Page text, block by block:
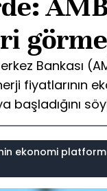
Bankası
fiyatlarının
başladığını
ekonomi